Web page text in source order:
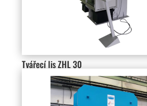
Tvářecí lis ZHL 30